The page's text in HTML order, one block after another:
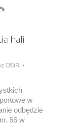
hali
OSiR
w
odbędzie
66 w